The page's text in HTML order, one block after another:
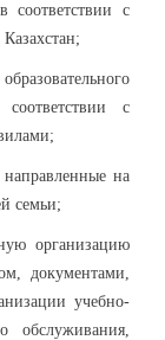
соответствии с
с
на
семьи;
организацию
документами,
учебно-
обслуживания,